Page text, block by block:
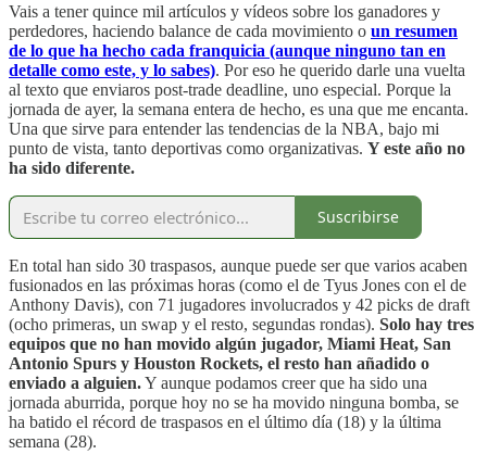
Vais a tener quince mil artículos y vídeos sobre los ganadores y
perdedores, haciendo balance de cada movimiento o un resumen
de lo que ha hecho cada franquicia (aunque ninguno tan en
detalle como este, y lo sabes). Por eso he querido darle una vuelta
al texto que enviaros post-trade deadline, uno especial. Porque la
jornada de ayer, la semana entera de hecho, es una que me encanta.
Una que sirve para entender las tendencias de la NBA, bajo mi
punto de vista, tanto deportivas como organizativas. Y este año no
ha sido diferente.
Suscribirse
En total han sido 30 traspasos, aunque puede ser que varios acaben
fusionados en las próximas horas (como el de Tyus Jones con el de
Anthony Davis), con 71 jugadores involucrados y 42 picks de draft
(ocho primeras, un swap y el resto, segundas rondas). Solo hay tres
equipos que no han movido algún jugador, Miami Heat, San
Antonio Spurs y Houston Rockets, el resto han añadido o
enviado a alguien.Y aunque podamos creer que ha sido una
jornada aburrida, porque hoy no se ha movido ninguna bomba, se
ha batido el récord de traspasos en el último día (18) y la última
semana (28).